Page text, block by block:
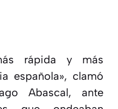
rápida y más
española», clamó
Abascal, ante